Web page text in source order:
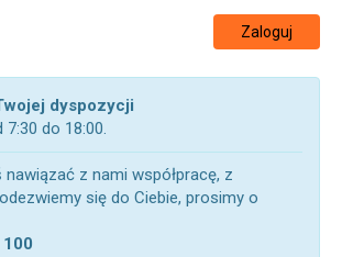
Zaloguj
dyspozycji
do 18:00.
nawiązać z nami współpracę, z
się do Ciebie, prosimy o